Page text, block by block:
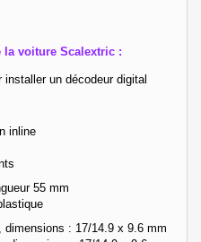
la voiture Scalextric :
un décodeur digital
inline
55 mm
dimensions : 17/14.9 x 9.6 mm